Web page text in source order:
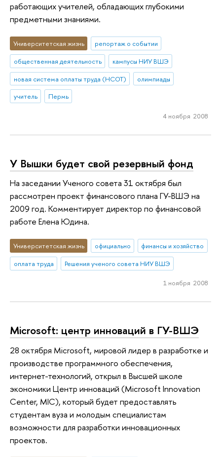
работающих учителей, обладающих глубокими
предметными знаниями.
Университетская жизнь
репортаж о событии
общественная деятельность
кампусы НИУ ВШЭ
новая система оплаты труда (НСОТ)
олимпиады
учитель
Пермь
4 ноября 2008
У Вышки будет свой резервный фонд
На заседании Ученого совета 31 октября был
рассмотрен проект финансового плана ГУ-ВШЭ на
2009 год. Комментирует директор по финансовой
работе Елена Юдина.
Университетская жизнь официально
финансы и хозяйство
оплата труда
Решения ученого совета НИУ ВШЭ
1 ноября 2008
Microsoft: центр инноваций в ГУ-ВШЭ
28 октября Microsoft, мировой лидер в разработке и
производстве программного обеспечения,
интернет-технологий, открыл в Высшей школе
экономики Центр инноваций (Microsoft Innovation
Center, MIC), который будет предоставлять
студентам вуза и молодым специалистам
возможности для разработки инновационных
проектов.